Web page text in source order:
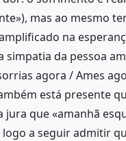
mas ao mesmo
na
simpatia da pessoa
agora / Ames
está presente
que «amanhã
a seguir admitir